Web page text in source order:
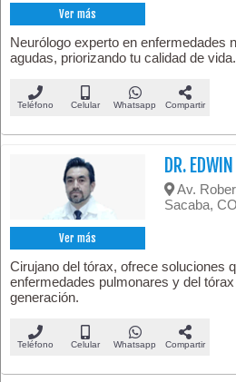
Ver más
Neurólogo experto en enfermedades
agudas, priorizando tu calidad de vida.
Teléfono Celular Whatsapp Compartir
Ver más
DR.
Av.
Sacaba,
Cirujano del tórax, ofrece soluciones
enfermedades pulmonares y del
generación.
Teléfono Celular Whatsapp Compartir